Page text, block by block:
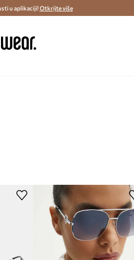
u roku 48 sati >
u aplikaciji!Otkrijte više